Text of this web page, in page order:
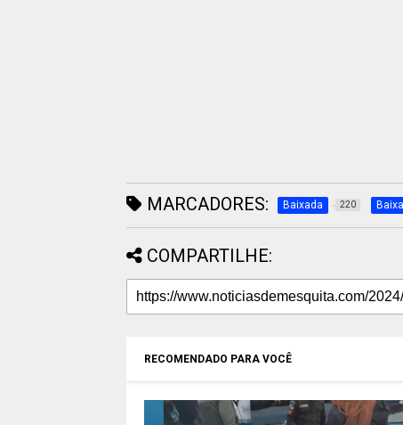
MARCADORES: Baixada 220
COMPARTILHE:
RECOMENDADO PARA VOCÊ